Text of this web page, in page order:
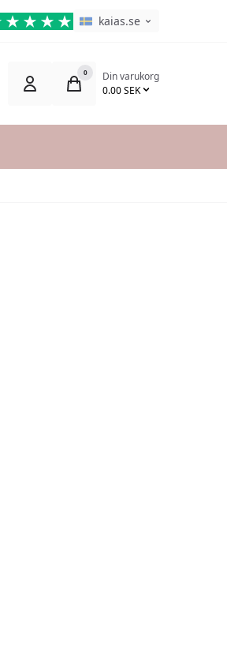
Språkväljare
Aktuellt språk är:
kaias.se
0
Din varukorg
0.00 SEK